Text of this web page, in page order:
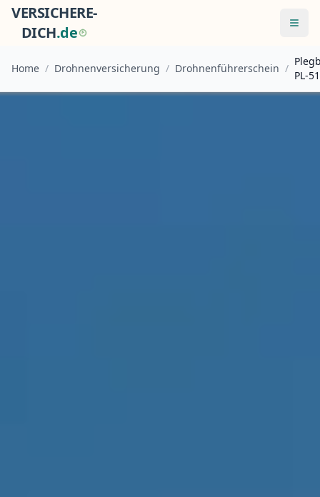
VERSICHERE-
DICH.de
Home / Drohnenversicherung / Drohnenführerschein /
PL-